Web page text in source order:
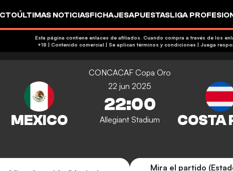
ÚLTIMAS NOTICIASFICHAJESAPUESTASLIGA
CULTURAGOALSTUDIO OTROS
Esta página contiene enlaces de afiliados. Cuando compra a través de los
+18 | Contenido comercial | Se aplican términos y condiciones | Juega
CONCACAF Copa Oro
22 jun 2025
22:00
Allegiant Stadium
Mira el partido